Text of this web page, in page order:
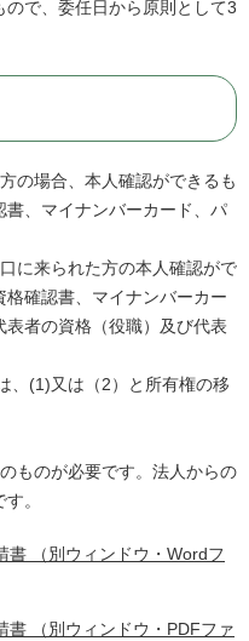
で、委任日から原則として3
の場合、本人確認ができるも
、マイナンバーカード、パ
に来られた方の本人確認がで
確認書、マイナンバーカー
表者の資格（役職）及び代表
(1)又は（2）と所有権の移
ものが必要です。法人からの
。
書 （別ウィンドウ・Wordフ
書 （別ウィンドウ・PDFファ